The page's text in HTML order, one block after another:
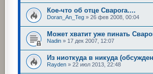
Кое-что об отце Сварога....
Doran_An_Teg » 26 фев 2008, 00:04
Может хватит уже пинать
Nadin » 17 дек 2007, 12:07
Из ниоткуда в никуда
Rayden » 22 июл 2013, 22:48